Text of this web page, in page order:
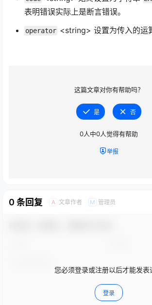
表明错误实际上是断言错误。
operator <string> 设置为传入的运
这篇文章对你有帮助吗？
是 否
0人中0人觉得有帮助
举报
0 条回复 A 文章作者 M 管理员
您必须登录或注册以后才能发表
登录